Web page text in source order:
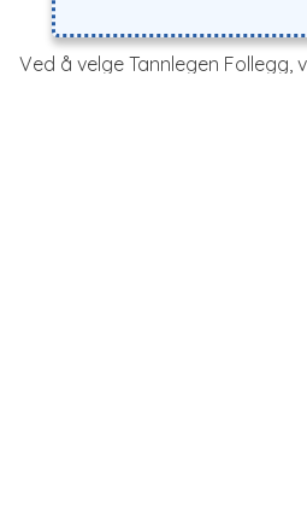
Ved å velge Tannlegen Follegg,